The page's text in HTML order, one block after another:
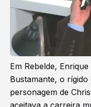
Em Rebelde,
Bustamante, o
personagem de